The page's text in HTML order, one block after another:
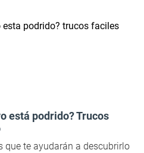
está podrido? Trucos
que te ayudarán a descubrirlo